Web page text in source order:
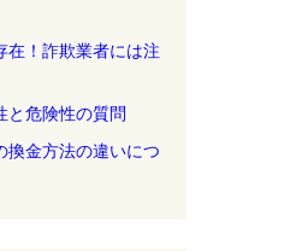
在！詐欺業者には注
と危険性の質問
換金方法の違いにつ